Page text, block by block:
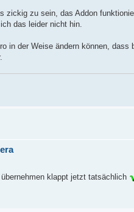
zickig zu sein, das Addon
das leider nicht hin.
in der Weise ändern können,
klappt jetzt tatsächlich